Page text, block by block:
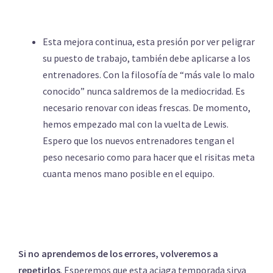
Esta mejora continua, esta presión por ver peligrar
su puesto de trabajo, también debe aplicarse a los
entrenadores. Con la filosofía de “más vale lo malo
conocido” nunca saldremos de la mediocridad. Es
necesario renovar con ideas frescas. De momento,
hemos empezado mal con la vuelta de Lewis.
Espero que los nuevos entrenadores tengan el
peso necesario como para hacer que el risitas meta
cuanta menos mano posible en el equipo.
Si no aprendemos de los errores, volveremos a
repetirlos. Esperemos que esta aciaga temporada sirva